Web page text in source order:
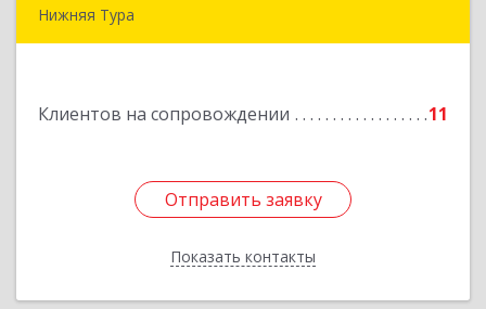
Нижняя Тура
Клиентов на сопровождении 11
Отправить заявку
Показать контакты
Подробнее
Отправить заявку
Назад